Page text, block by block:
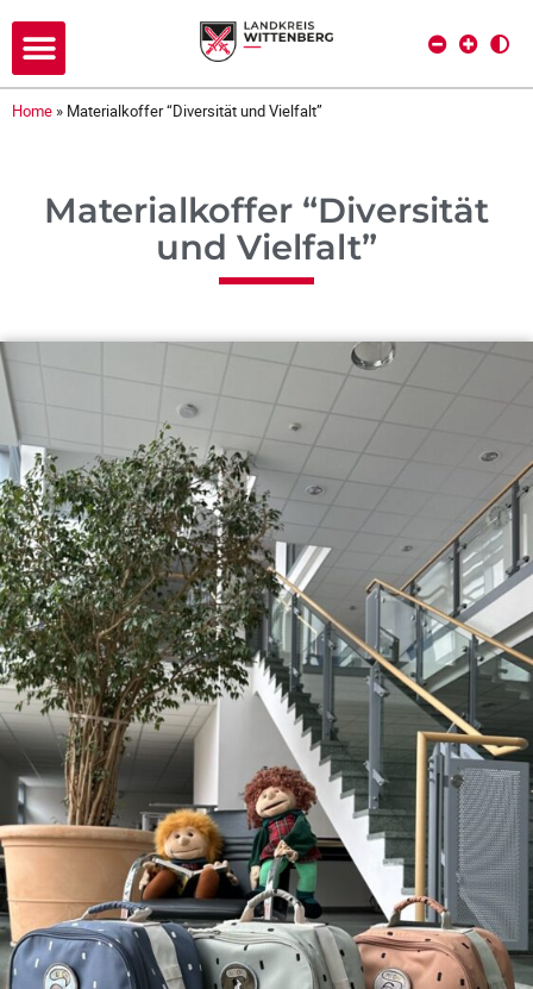
Home » Materialkoffer “Diversität und Vielfalt”
Materialkoffer “Diversität
und Vielfalt”